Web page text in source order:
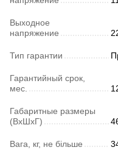
Выходное
напряжение
Тип гарантии
Гарантийный срок,
мес.
Габаритные размеры
(ВхШхГ)
Вага, кг, не більше